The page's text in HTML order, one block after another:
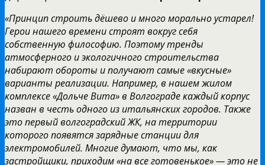
«Принцип строить дёшево и много морально устарел!
Герои нашего времени строят вокруг себя
собственную философию. Поэтому тренды
атмосферного и экологичного строительства
набирают обороты и получают самые «вкусные»
варианты реализации. Например, в нашем жилом
комплексе «Дольче Вита» в Волгограде каждый корпус
назван в честь одного из итальянских городов. Также
это первый волгоградский ЖК, на территории
которого появятся зарядные станции для
электромобилей. Многие думают, что мы, как
застройщики, приходим «на все готовенькое» — это не